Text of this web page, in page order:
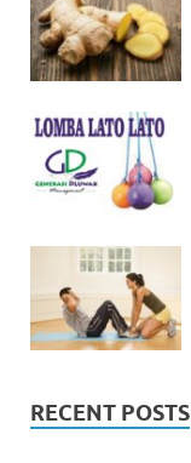
RECENT POSTS